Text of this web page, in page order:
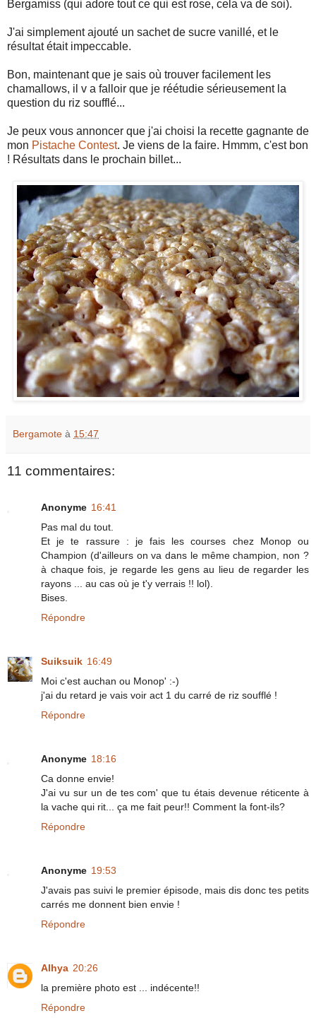
Bergamiss (qui adore tout ce qui est rose, cela va de soi).
J'ai simplement ajouté un sachet de sucre vanillé, et le
résultat était impeccable.
Bon, maintenant que je sais où trouver facilement les
chamallows, il v a falloir que je réétudie sérieusement la
question du riz soufflé...
Je peux vous annoncer que j'ai choisi la recette gagnante de
mon Pistache Contest. Je viens de la faire. Hmmm, c'est bon
! Résultats dans le prochain billet...
Bergamote à 15:47
11 commentaires:
Anonyme 16:41
Pas mal du tout.
Et je te rassure : je fais les courses chez Monop ou
Champion (d'ailleurs on va dans le même champion, non ?
à chaque fois, je regarde les gens au lieu de regarder les
rayons ... au cas où je t'y verrais !! lol).
Bises.
Répondre
Suiksuik 16:49
Moi c'est auchan ou Monop' :-)
j'ai du retard je vais voir act 1 du carré de riz soufflé !
Répondre
Anonyme 18:16
Ca donne envie!
J'ai vu sur un de tes com' que tu étais devenue réticente à
la vache qui rit... ça me fait peur!! Comment la font-ils?
Répondre
Anonyme 19:53
J'avais pas suivi le premier épisode, mais dis donc tes petits
carrés me donnent bien envie !
Répondre
Alhya 20:26
la première photo est ... indécente!!
Répondre